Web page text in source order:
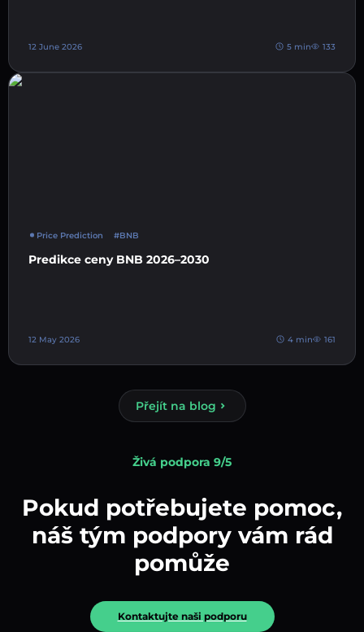
12 June 2026 5 min 133
Price Prediction #BNB
Predikce ceny BNB 2026–2030
12 May 2026 4 min 161
Přejít na blog
Živá podpora 9/5
Pokud potřebujete pomoc,
náš tým podpory vám rád
pomůže
Kontaktujte naši podporu